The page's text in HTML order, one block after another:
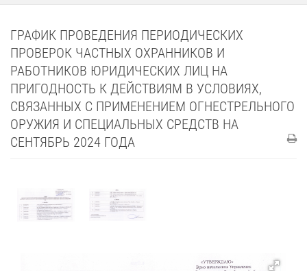
ГРАФИК ПРОВЕДЕНИЯ ПЕРИОДИЧЕСКИХ
ПРОВЕРОК ЧАСТНЫХ ОХРАННИКОВ И
РАБОТНИКОВ ЮРИДИЧЕСКИХ ЛИЦ НА
ПРИГОДНОСТЬ К ДЕЙСТВИЯМ В УСЛОВИЯХ,
СВЯЗАННЫХ С ПРИМЕНЕНИЕМ ОГНЕСТРЕЛЬНОГО
ОРУЖИЯ И СПЕЦИАЛЬНЫХ СРЕДСТВ НА
СЕНТЯБРЬ 2024 ГОДА